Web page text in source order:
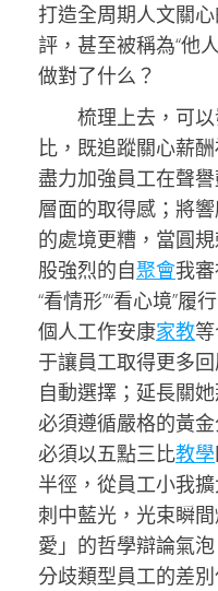
打造全周期人文關
評，甚至被稱為“他
做對了什么？
梳理上去，可
比，既追蹤關心薪
盡力加強員工在聲
層面的取得感；將
的處境更糟，當圓
股強烈的自聚會我
“看情形”“看心境”
個人工作安康家教
于讓員工取得更多
自動選擇；延長關
必須遵循嚴格的黃
必須以五點三比教學
半徑，從員工小我
刺中藍光，光束瞬
愛」的哲學辯論氣
分歧類型員工的差